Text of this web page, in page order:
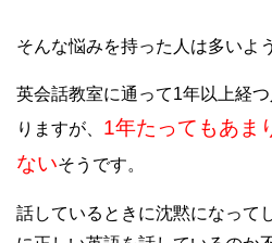
そんな悩みを持った人は多いよ
英会話教室に通って1年以上経
りますが、 1年たってもあま
ないそうです。
話しているときに沈黙になって